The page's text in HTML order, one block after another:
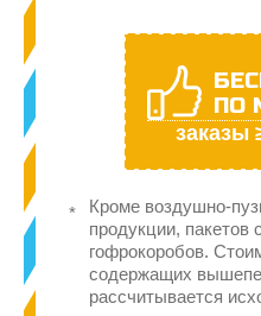
ПО
заказы
Кроме воздушно-
продукции,
гофрокоробов.
содержащих
рассчитывается